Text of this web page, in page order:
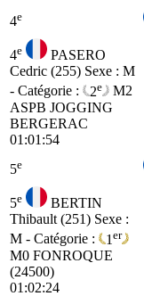
4e
4e
PASERO
Cedric (255) Sexe : M
- Catégorie :
2e
M2
ASPB JOGGING
BERGERAC
01:01:54
5e
5e
BERTIN
Thibault (251) Sexe :
M - Catégorie :
1 er
M0 FONROQUE
(24500)
01:02:24